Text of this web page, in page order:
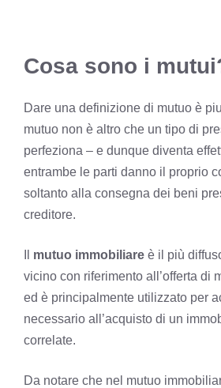
Cosa sono i
Dare una definizione di mutuo è
mutuo non è altro che un tipo di
perfeziona – e dunque diventa
entrambe le parti danno il proprio
soltanto alla consegna dei beni
creditore.
mutuo immobiliare è il più
vicino con riferimento all’offerta di
ed è principalmente utilizzato per
necessario all’acquisto di un
correlate.
Da notare che nel mutuo